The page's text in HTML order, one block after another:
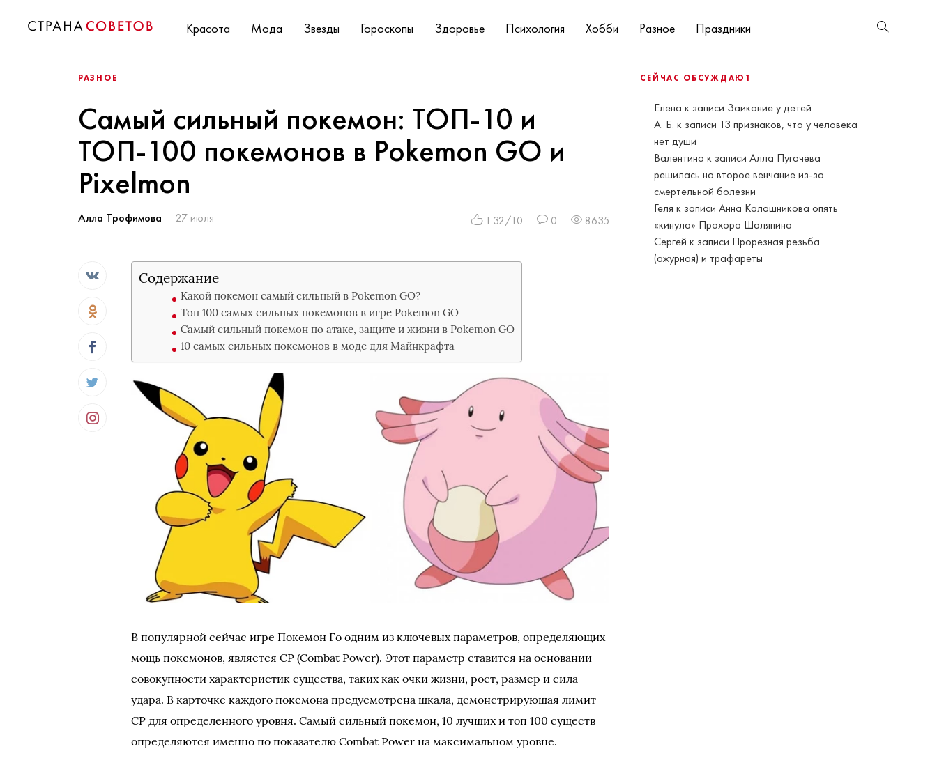
Красота Мода Звезды Гороскопы Здоровье Психология Хобби Разное Праздники
СЕЙЧАС ОБСУЖДАЮТ
Елена к записи Заикание у детей
А. Б. к записи 13 признаков, что у человека
нет души
Валентина к записиАлла Пугачёва
решилась на второе венчание из-за
смертельной болезни
Геля к записиАнна Калашникова опять
«кинула» Прохора Шаляпина
Сергей к записи Прорезная резьба
(ажурная) и трафареты
РАЗНОЕ
Самый сильный покемон: ТОП-10 и
ТОП-100 покемонов в Pokemon GO и
Pixelmon
Алла Трофимова 27 июля 1.32/10 0 8635
Содержание
Какой покемон самый сильный в Pokemon GO?
Топ 100 самых сильных покемонов в игре Pokemon GO
Самый сильный покемон по атаке, защите и жизни в Pokemon GO
10 самых сильных покемонов в моде для Майнкрафта
В популярной сейчас игре Покемон Го одним из ключевых параметров, определяющих
мощь покемонов, является CP (Combat Power). Этот параметр ставится на основании
совокупности характеристик существа, таких как очки жизни, рост, размер и сила
удара. В карточке каждого покемона предусмотрена шкала, демонстрирующая лимит
CP для определенного уровня. Самый сильный покемон, 10 лучших и топ 100 существ
определяются именно по показателю Combat Power на максимальном уровне.